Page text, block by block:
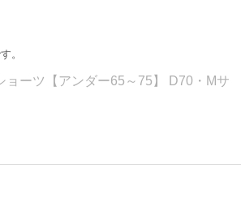
。
ョーツ【アンダー65～75】 D70・Mサ